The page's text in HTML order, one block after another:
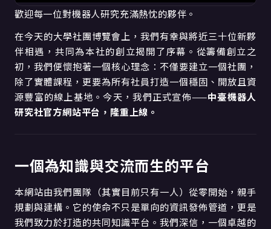
歡迎每一位對機器人研究充滿熱忱的夥伴。
在今天的大學社團博覽會上，我們有幸與將近三十位新夥
伴相遇，共同為本社的創立揭開了序幕。從籌備創立之
初，我們便懷抱著一個核心理念：不僅要建立一個社團，
除了實體課程，更要為所有社員打造一個穩固、開放且資
源豐富的線上基地。今天，我們正式宣佈——中臺機器人
研究社官方網站平台，隆重上線。
一個為知識與交流而生的平台
本網站由我們團隊（其實目前只有一人）從零開始，親手
規劃與建構。它的使命不只是單向的資訊發佈管道，更是
我們致力於打造的共同知識平台。我們深信，一個卓越的